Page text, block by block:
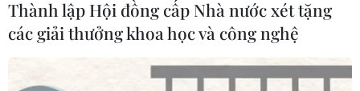
Thành lập Hội đồng cấp Nhà nước xét tặng
các giải thưởng khoa học và công nghệ